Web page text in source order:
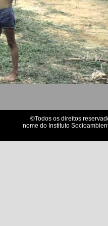
©Todos os direitos
nome do Instituto